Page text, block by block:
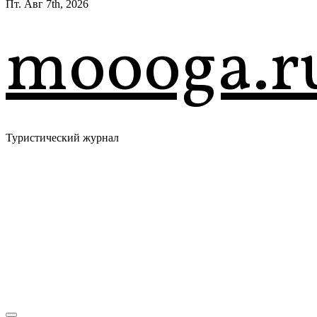
Пт. Авг 7th, 2026
Туристический журнал